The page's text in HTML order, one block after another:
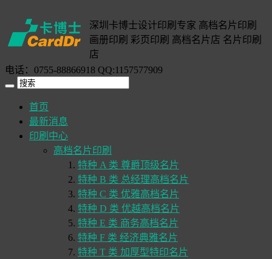
深圳卡博士设计印刷专家 高档名片印刷
画册印刷 彩页印刷 高档名片店 名片印刷
店
电话：0755-88866918 QQ:1157577909
首页
最新消息
印刷中心
高档名片印刷
特种 A 类 尊爵顶级名片
特种 B 类 总经理高档名片
特种 C 类 优雅高档名片
特种 D 类 优越高档名片
特种 E 类 商务高档名片
特种 F 类 经济典雅名片
特种 T 类 加厚型特印名片